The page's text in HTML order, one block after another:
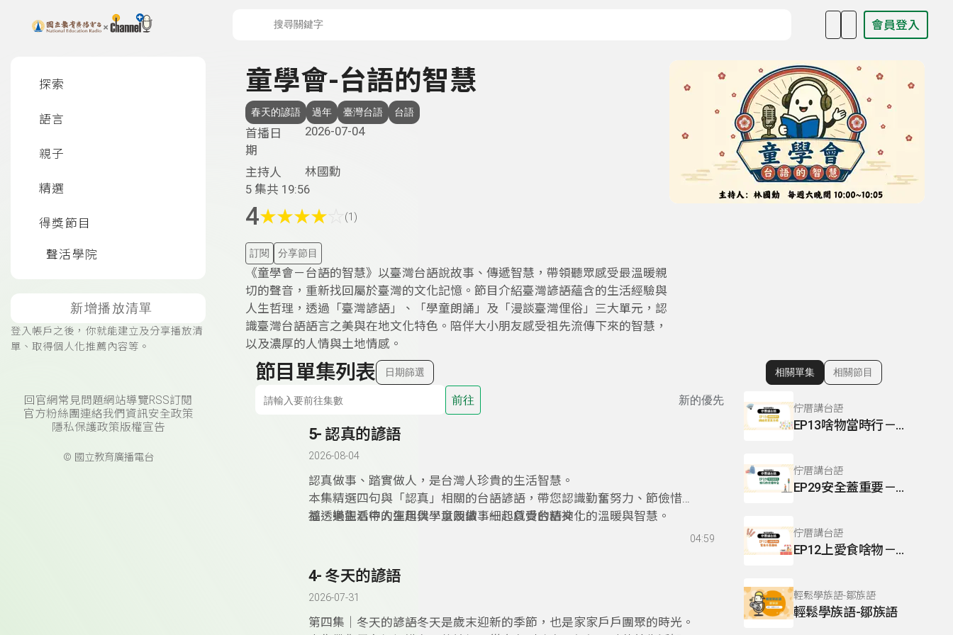
上方功能區塊 會員登入
探索
語言
親子
精選
得獎節目
聲活學院
新增播放清單
登入帳戶之後，你就能建立及分享播放清
單、取得個人化推薦內容等。
回官網常見問題網站導覽RSS訂閱
官方粉絲團連絡我們 資訊安全政策
隱私保護政策版權宣告
© 國立教育廣播電台
童學會-台語的智慧
春天的諺語 過年 臺灣台語 台語
首播日
期
2026-07-04
主持人
林國勳
5 集共 19:56
4★★★★ (1)
訂閱 分享節目
《童學會－台語的智慧》以臺灣台語說故事、傳遞智慧，帶領聽眾感受最溫暖親
切的聲音，重新找回屬於臺灣的文化記憶。節目介紹臺灣諺語蘊含的生活經驗與
人生哲理，透過「臺灣諺語」、「學童朗誦」及「漫談臺灣俚俗」三大單元，認
識臺灣台語語言之美與在地文化特色。陪伴大小朋友感受祖先流傳下來的智慧，
以及濃厚的人情與土地情感。
節目單集列表 日期篩選
前往 新的優先
5- 認真的諺語
2026-08-04
認真做事、踏實做人，是台灣人珍貴的生活智慧。
本集精選四句與「認真」相關的台語諺語，帶您認識勤奮努力、節儉惜
福、樂觀看待人生起伏，以及做事細心負責的精神；
並透過生活中的運用與學童朗讀，一起感受台語文化的溫暖與智慧。
04:59
4- 冬天的諺語
2026-07-31
第四集｜冬天的諺語冬天是歲末迎新的季節，也是家家戶戶團聚的時光。
顯示相關單集
相關單集 相關節目
佇厝講台語
EP13啥物當時行－網路買真方便
佇厝講台語
EP29安全蓋重要－旅行的交通安全
佇厝講台語
EP12上愛食啥物－踅夜市真趣味
輕鬆學族語-鄒族語
輕鬆學族語-鄒族語